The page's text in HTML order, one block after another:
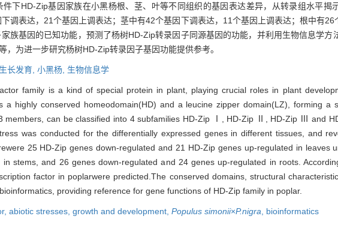
下HD-Zip基因家族在小黑杨根、茎、叶等不同组织的基因表达差异，从转录组水平揭
调表达，21个基因上调表达；茎中有42个基因下调表达，11个基因上调表达；根中有26
族基因的已知功能，预测了杨树HD-Zip转录因子同源基因的功能，并利用生物信息学方
，为进一步研究杨树HD-Zip转录因子基因功能提供参考。
生长发育, 小黑杨, 生物信息学
family is a kind of special protein in plant, playing crucial roles in plant
a highly conserved homeodomain(HD) and a leucine zipper domain(LZ), forming a
members, can be classified into 4 subfamilies HD-Zip Ⅰ, HD-Zip Ⅱ, HD-Zip Ⅲ and
was conducted for the differentially expressed genes in different tissues, and
25 HD-Zip genes down-regulated and 21 HD-Zip genes up-regulated in leaves
stems, and 26 genes down-regulated and 24 genes up-regulated in roots.
factor in poplarwere predicted.The conserved domains, structural
providing reference for gene functions of HD-Zip family in poplar.
abiotic stresses, growth and development, Populus simonii×P.nigra bioinformatics